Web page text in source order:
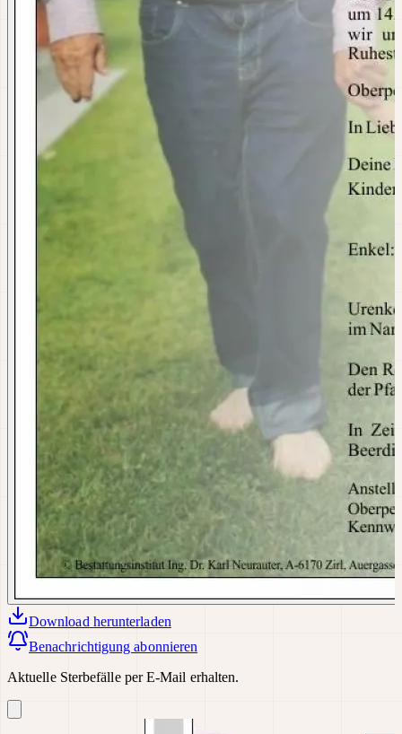
Download herunterladen
Benachrichtigung abonnieren
Aktuelle Sterbefälle per E-Mail erhalten.